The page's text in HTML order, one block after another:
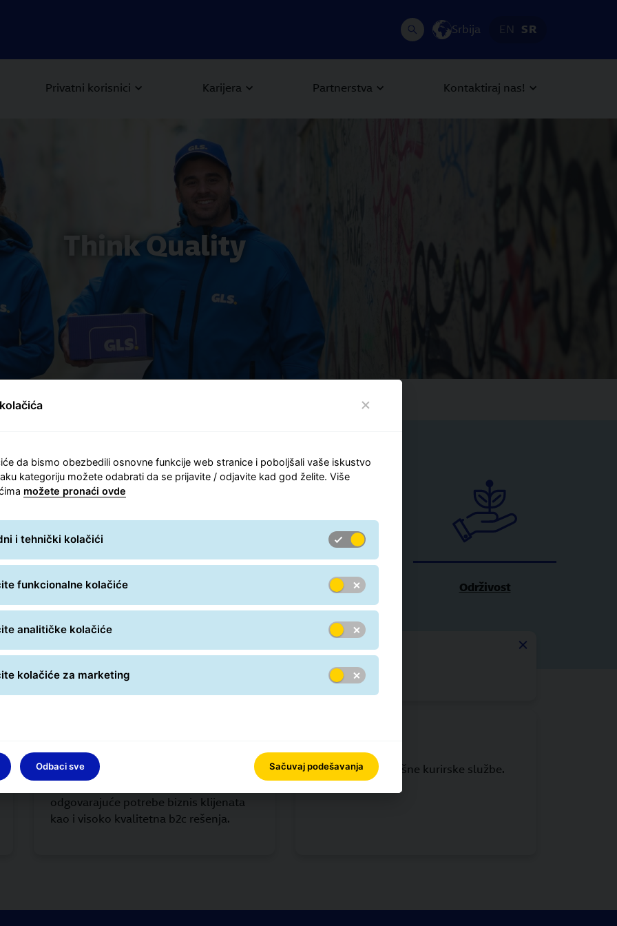
Srbija EN SR
Privatni korisnici Karijera Partnerstva Kontaktiraj nas!
Think Quality
Transparentnost Fleksibilnost Održivost
merama kako bi obezbedili kontrolu kvaliteta na svim nivoima.
Mi smo blizu naših klijenata, nudimo
odgovarajuće potrebe biznis klijenata
kao i visoko kvalitetna b2c rešenja.
IT je osnova uspešne kurirske službe.
da bismo obezbedili osnovne funkcije web stranice i poboljšali vaše iskustvo
kategoriju možete odabrati da se prijavite / odjavite kad god želite. Više
možete pronaći ovde
i tehnički kolačići
funkcionalne kolačiće
analitičke kolačiće
kolačiće za marketing
Odbaci sve Sačuvaj podešavanja